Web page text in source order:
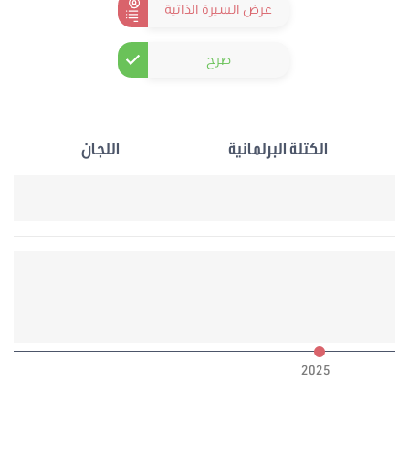
عرض السيرة الذاتية
صرح
الكتلة البرلمانية اللجان
2025